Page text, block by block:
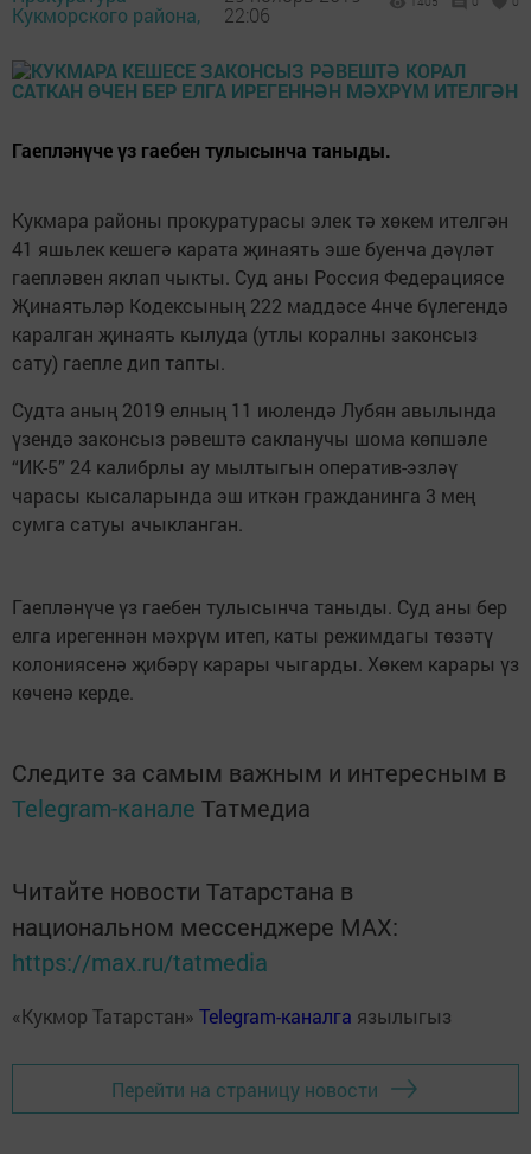
Кукморского района,
22:06
Гаепләнүче үз гаебен тулысынча таныды.
Кукмара районы прокуратурасы элек тә хөкем ителгән
41 яшьлек кешегә карата җинаять эше буенча дәүләт
гаепләвен яклап чыкты. Суд аны Россия Федерациясе
Җинаятьләр Кодексының 222 маддәсе 4нче бүлегендә
каралган җинаять кылуда (утлы коралны законсыз
сату) гаепле дип тапты.
Судта аның 2019 елның 11 июлендә Лубян авылында
үзендә законсыз рәвештә сакланучы шома көпшәле
“ИК-5” 24 калибрлы ау мылтыгын оператив-эзләү
чарасы кысаларында эш иткән гражданинга 3 мең
сумга сатуы ачыкланган.
Гаепләнүче үз гаебен тулысынча таныды. Суд аны бер
елга ирегеннән мәхрүм итеп, каты режимдагы төзәтү
колониясенә җибәрү карары чыгарды. Хөкем карары үз
көченә керде.
Следите за самым важным и интересным в
Telegram-канале Татмедиа
Читайте новости Татарстана в
национальном мессенджере MАХ:
https://max.ru/tatmedia
«Кукмор Татарстан» Telegram-каналга язылыгыз
Перейти на страницу новости